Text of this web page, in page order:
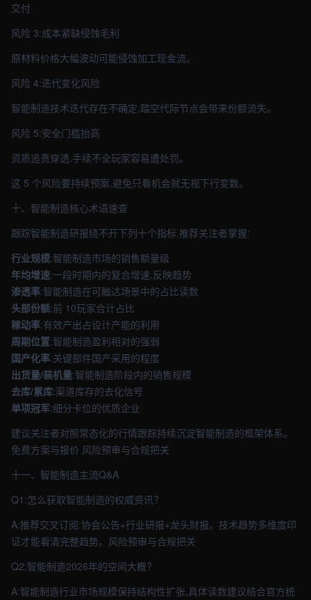
交付
风险 3:成本紧缺侵蚀毛利
原材料价格大幅波动可能侵蚀加工现金流。
风险 4:迭代变化风险
智能制造技术迭代存在不确定,踏空代际节点会带来份额流失。
风险 5:安全门槛抬高
资质追责穿透,手续不全玩家容易遭处罚。
这 5 个风险要持续预案,避免只看机会就无视下行变数。
十、智能制造核心术语速查
跟踪智能制造研报绕不开下列十个指标,推荐关注者掌握:
行业规模:智能制造市场的销售额量级
年均增速:一段时期内的复合增速,反映趋势
渗透率:智能制造在可触达场景中的占比读数
头部份额:前 10玩家合计占比
稼动率:有效产出占设计产能的利用
周期位置:智能制造盈利相对的强弱
国产化率:关键部件国产采用的程度
出货量/装机量:智能制造阶段内的销售规模
去库/累库:渠道库存的去化信号
单项冠军:细分卡位的优质企业
建议关注者对照常态化的行情跟踪持续沉淀智能制造的框架体系。
免费方案与报价 风险预审与合规把关
十一、智能制造主流Q&A
Q1:怎么获取智能制造的权威资讯?
A:推荐交叉订阅:协会公告+行业研报+龙头财报。技术趋势多维度印
证才能看清完整趋势。风险预审与合规把关
Q2:智能制造2026年的空间大概?
A:智能制造行业市场规模保持结构性扩张,具体读数建议结合官方统